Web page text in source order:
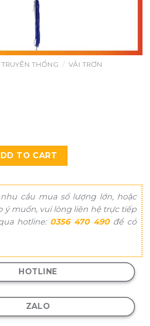
THỐNG / VẢI TRƠN
TO CART
cầu mua số lượng lớn, hoặc
ý muốn, vui lòng liên hệ trực tiếp
hotline: 0356 470 490để có
HOTLINE
ZALO